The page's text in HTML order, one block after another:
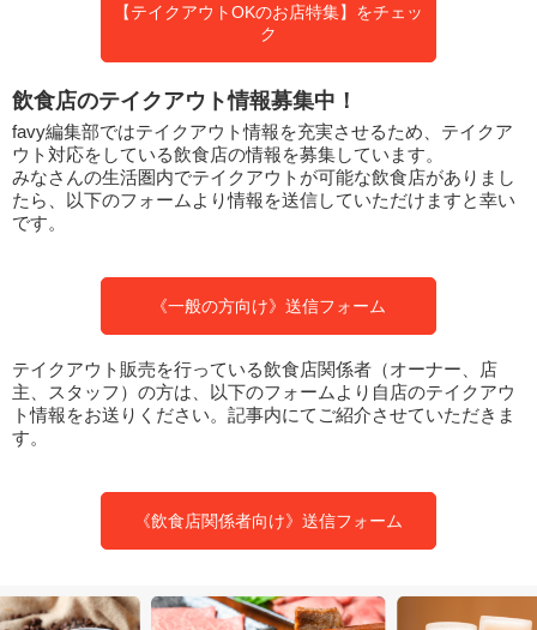
【テイクアウトOKのお店特集】をチェッ
ク
飲食店のテイクアウト情報募集中！
favy編集部ではテイクアウト情報を充実させるため、テイクア
ウト対応をしている飲食店の情報を募集しています。
みなさんの生活圏内でテイクアウトが可能な飲食店がありまし
たら、以下のフォームより情報を送信していただけますと幸い
です。
《一般の方向け》送信フォーム
テイクアウト販売を行っている飲食店関係者（オーナー、店
主、スタッフ）の方は、以下のフォームより自店のテイクアウ
ト情報をお送りください。記事内にてご紹介させていただきま
す。
《飲食店関係者向け》送信フォーム